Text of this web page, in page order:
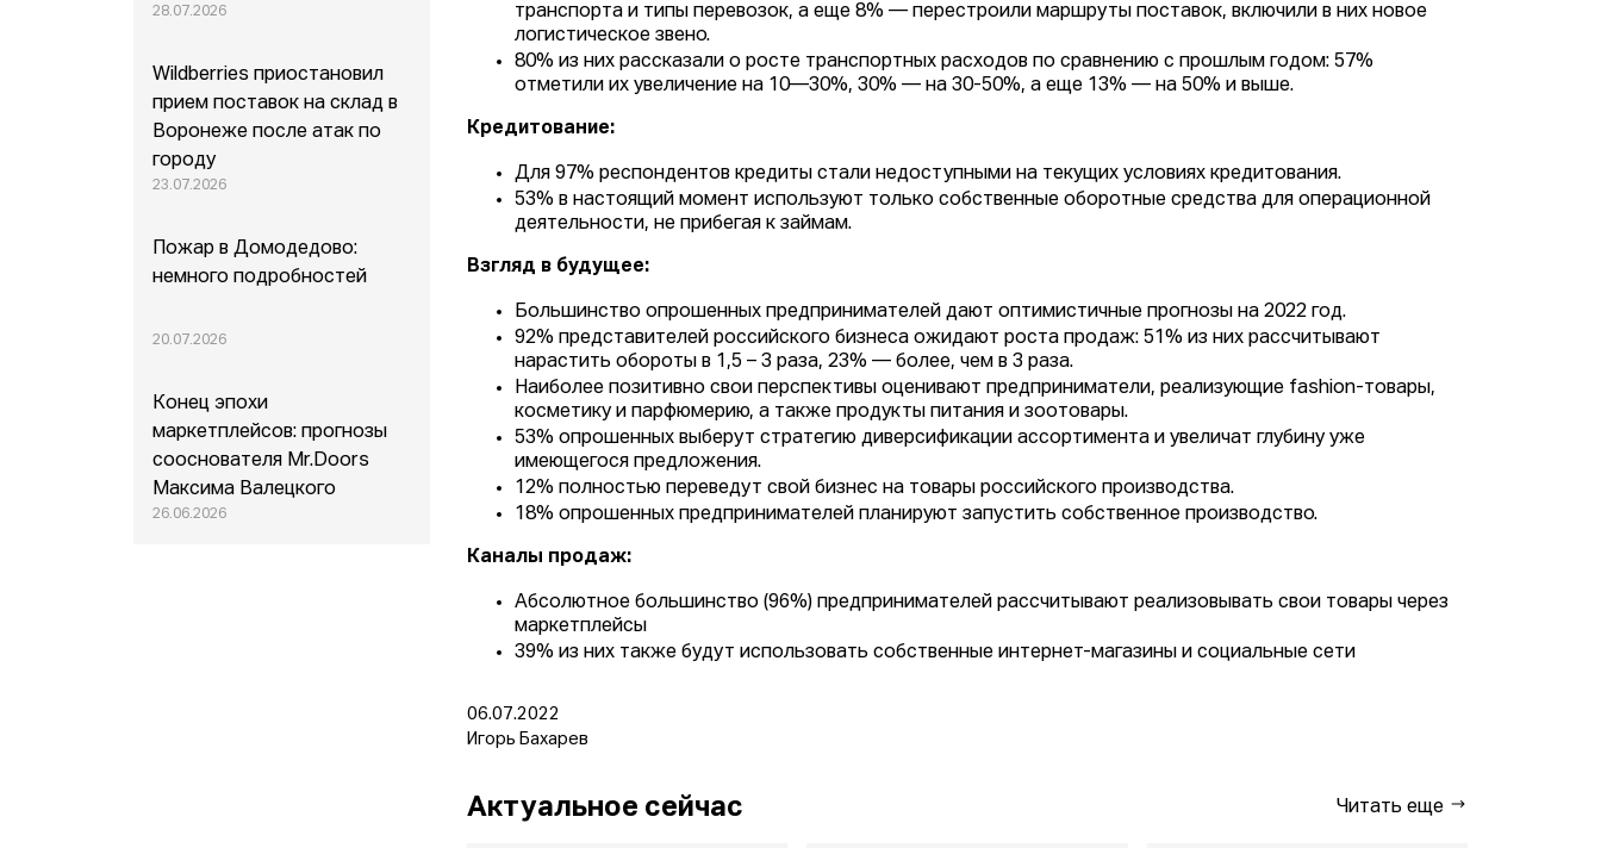
транспорта и типы перевозок, а еще 8% — перестроили маршруты поставок, включили в них новое
логистическое звено.
80% из них рассказали о росте транспортных расходов по сравнению с прошлым годом: 57%
отметили их увеличение на 10—30%, 30% — на 30-50%, а еще 13% — на 50% и выше.
Кредитование:
Для 97% респондентов кредиты стали недоступными на текущих условиях кредитования.
53% в настоящий момент используют только собственные оборотные средства для операционной
деятельности, не прибегая к займам.
Взгляд в будущее:
Большинство опрошенных предпринимателей дают оптимистичные прогнозы на 2022 год.
92% представителей российского бизнеса ожидают роста продаж: 51% из них рассчитывают
нарастить обороты в 1,5 – 3 раза, 23% — более, чем в 3 раза.
Наиболее позитивно свои перспективы оценивают предприниматели, реализующие fashion-товары,
косметику и парфюмерию, а также продукты питания и зоотовары.
53% опрошенных выберут стратегию диверсификации ассортимента и увеличат глубину уже
имеющегося предложения.
12% полностью переведут свой бизнес на товары российского производства.
18% опрошенных предпринимателей планируют запустить собственное производство.
Каналы продаж:
Абсолютное большинство (96%) предпринимателей рассчитывают реализовывать свои товары через
маркетплейсы
39% из них также будут использовать собственные интернет-магазины и социальные сети
06.07.2022
Игорь Бахарев
Актуальное сейчас Читать еще
28.07.2026
Wildberries приостановил
прием поставок на склад в
Воронеже после атак по
городу
23.07.2026
Пожар в Домодедово:
немного подробностей
20.07.2026
Конец эпохи
маркетплейсов: прогнозы
сооснователя Mr.Doors
Максима Валецкого
26.06.2026